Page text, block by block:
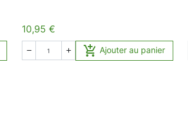
10,95 €
   Ajouter au panier